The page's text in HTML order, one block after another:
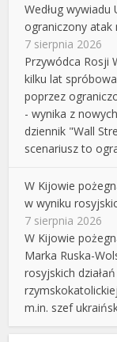
Według
ograniczony atak
7 sierpnia 2026
Przywódca Rosji
kilku lat
poprzez
- wynika z
dziennik "Wall
scenariusz to
W Kijowie
w wyniku
7 sierpnia 2026
W Kijowie
Marka Ruska-
rosyjskich
m.in. szef